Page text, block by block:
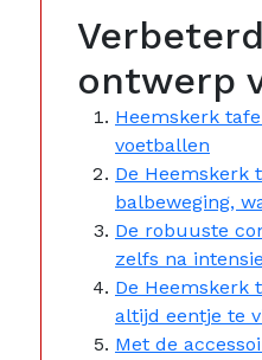
ontwerp
Heemskerk
voetballen
De Heemskerk
balbeweging,
De robuuste
zelfs na
De Heemskerk
altijd eentje te
Met de